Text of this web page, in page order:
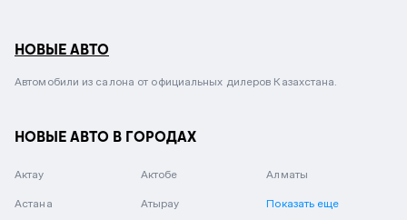
НОВЫЕ АВТО
Автомобили из салона от официальных дилеров Казахстана.
НОВЫЕ АВТО В ГОРОДАХ
Актау Актобе Алматы
Астана Атырау Показать еще